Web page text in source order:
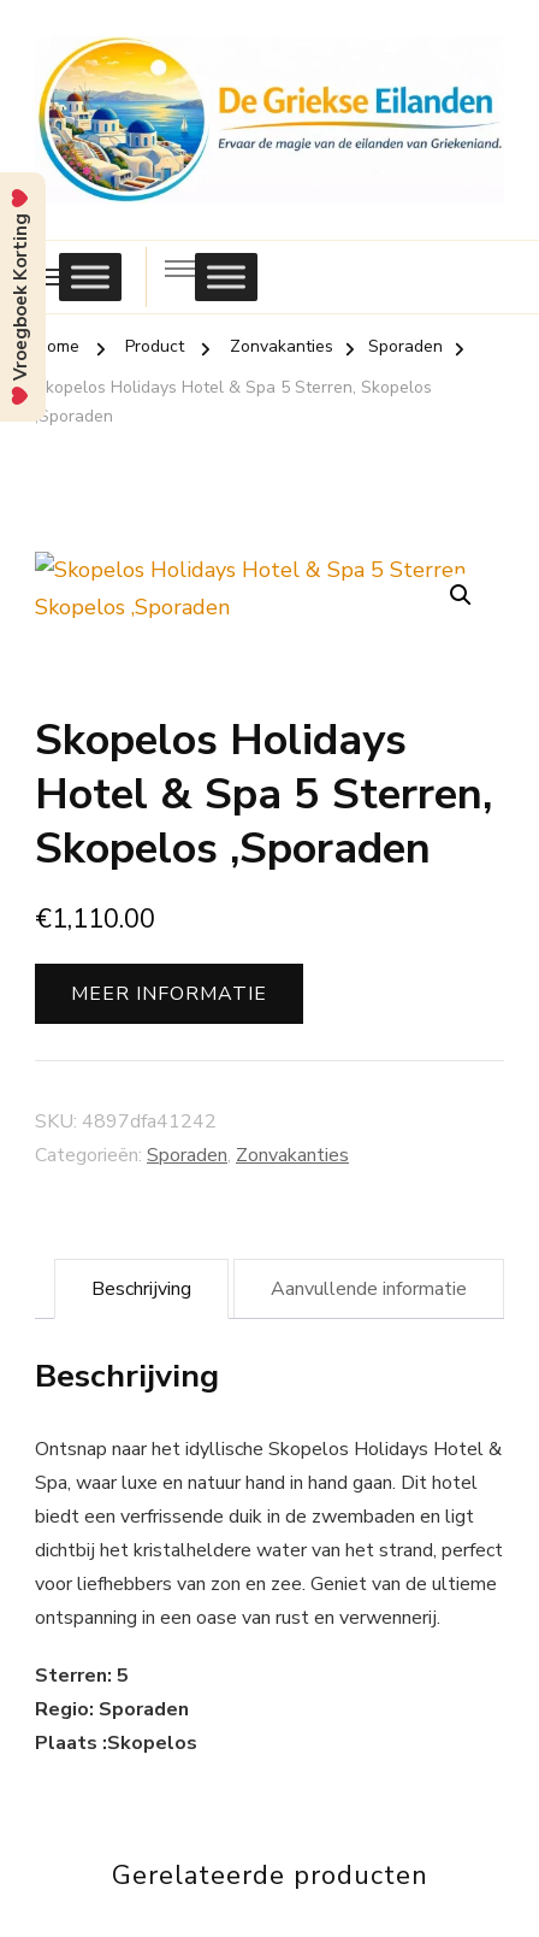
Griekse
Eilanden
Home Product Zonvakanties
Sporaden
Skopelos Holidays Hotel & Spa 5 Sterren, Skopelos
,Sporaden
Skopelos Holidays
Hotel & Spa 5 Sterren,
Skopelos ,Sporaden
€1,110.00
MEER INFORMATIE
SKU: 4897dfa41242
Categorieën: Sporaden, Zonvakanties
Beschrijving Aanvullende informatie
Beschrijving
Ontsnap naar het idyllische Skopelos Holidays Hotel &
Spa, waar luxe en natuur hand in hand gaan. Dit hotel
biedt een verfrissende duik in de zwembaden en ligt
dichtbij het kristalheldere water van het strand, perfect
voor liefhebbers van zon en zee. Geniet van de ultieme
ontspanning in een oase van rust en verwennerij.
Sterren: 5
Regio: Sporaden
Plaats :Skopelos
Gerelateerde producten
Vroegboek Korting